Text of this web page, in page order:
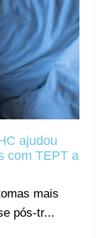
ajudou
com TEPT a
mais
pós-tr...